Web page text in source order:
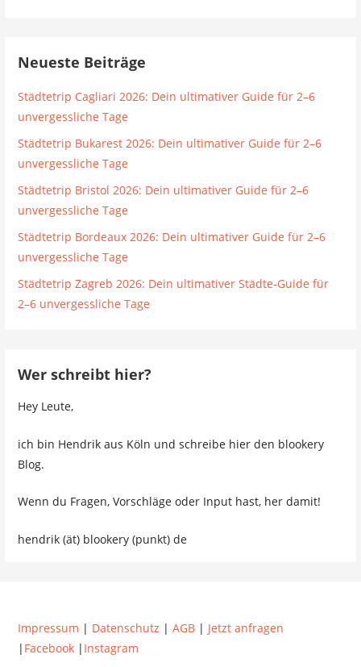
Neueste Beiträge
Städtetrip Cagliari 2026: Dein ultimativer Guide für 2–6
unvergessliche Tage
Städtetrip Bukarest 2026: Dein ultimativer Guide für 2–6
unvergessliche Tage
Städtetrip Bristol 2026: Dein ultimativer Guide für 2–6
unvergessliche Tage
Städtetrip Bordeaux 2026: Dein ultimativer Guide für 2–6
unvergessliche Tage
Städtetrip Zagreb 2026: Dein ultimativer Städte-Guide für
2–6 unvergessliche Tage
Wer schreibt hier?
Hey Leute,
ich bin Hendrik aus Köln und schreibe hier den blookery
Blog.
Wenn du Fragen, Vorschläge oder Input hast, her damit!
hendrik (ät) blookery (punkt) de
Impressum | Datenschutz |AGB | Jetzt anfragen
| Facebook | Instagram